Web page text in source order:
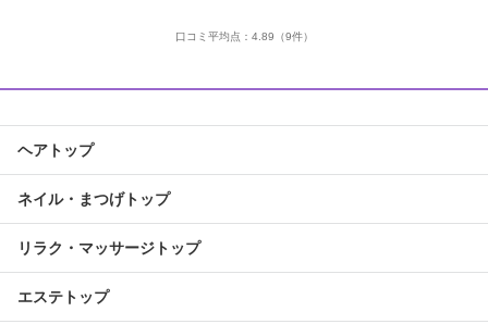
口コミ平均点： 4.89 （9件）
ヘアトップ
ネイル・まつげトップ
リラク・マッサージトップ
エステトップ